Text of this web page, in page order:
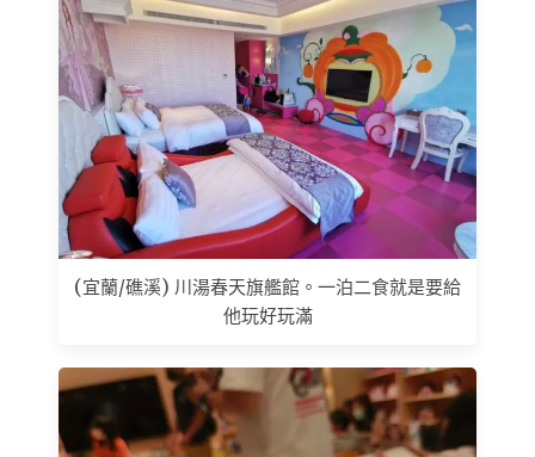
(宜蘭/礁溪) 川湯春天旗艦館。一泊二食就是要給
他玩好玩滿